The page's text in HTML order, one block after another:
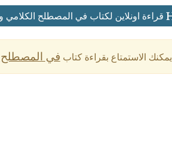
قراءة اونلاين لكتاب في المصطلح الكلامي
يمكنك الاستمتاع بقراءة كتاب في المصطلح